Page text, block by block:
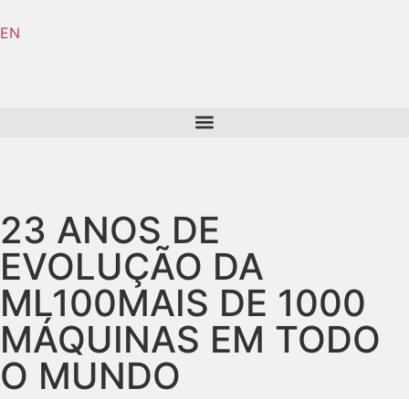
EN
23 ANOS DE
EVOLUÇÃO DA
ML100MAIS DE 1000
MÁQUINAS EM TODO
O MUNDO